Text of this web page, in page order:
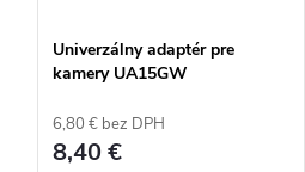
Univerzálny adaptér pre
kamery UA15GW
6,80 € bez DPH
8,40 €